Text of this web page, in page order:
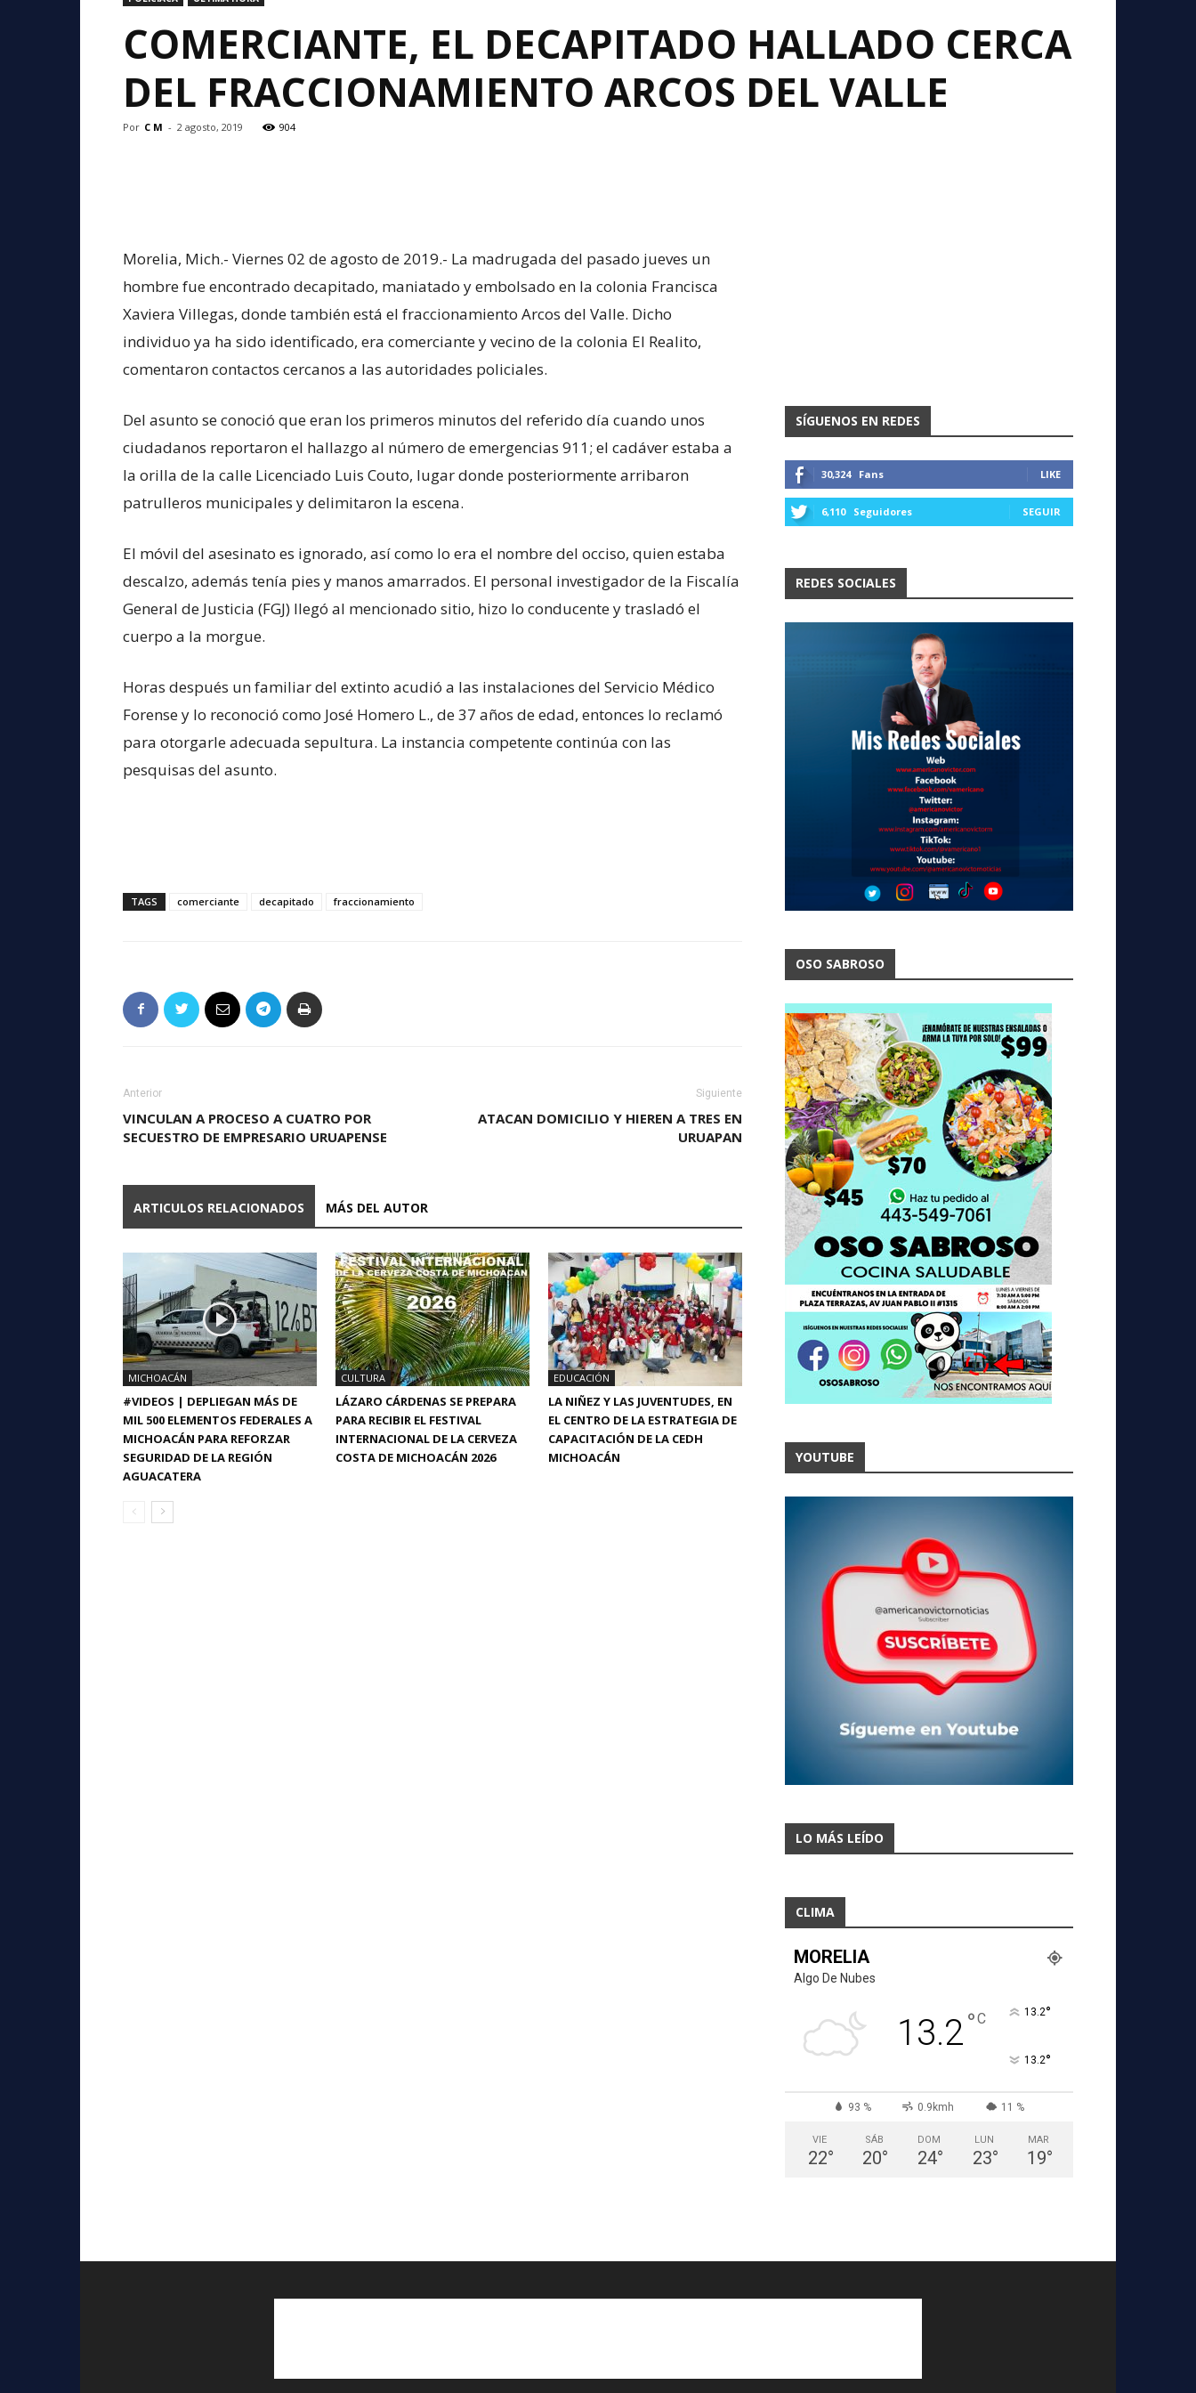
COMERCIANTE, EL DECAPITADO HALLADO CERCA
DEL FRACCIONAMIENTO ARCOS DEL VALLE
Por C M - 2 agosto, 2019 904
Morelia, Mich.- Viernes 02 de agosto de 2019.- La madrugada del pasado jueves un
hombre fue encontrado decapitado, maniatado y embolsado en la colonia Francisca
Xaviera Villegas, donde también está el fraccionamiento Arcos del Valle. Dicho
individuo ya ha sido identificado, era comerciante y vecino de la colonia El Realito,
comentaron contactos cercanos a las autoridades policiales.
Del asunto se conoció que eran los primeros minutos del referido día cuando unos
ciudadanos reportaron el hallazgo al número de emergencias 911; el cadáver estaba a
la orilla de la calle Licenciado Luis Couto, lugar donde posteriormente arribaron
patrulleros municipales y delimitaron la escena.
El móvil del asesinato es ignorado, así como lo era el nombre del occiso, quien estaba
descalzo, además tenía pies y manos amarrados. El personal investigador de la Fiscalía
General de Justicia (FGJ) llegó al mencionado sitio, hizo lo conducente y trasladó el
cuerpo a la morgue.
Horas después un familiar del extinto acudió a las instalaciones del Servicio Médico
Forense y lo reconoció como José Homero L., de 37 años de edad, entonces lo reclamó
para otorgarle adecuada sepultura. La instancia competente continúa con las
pesquisas del asunto.
TAGS comerciante decapitado fraccionamiento
Anterior
VINCULAN A PROCESO A CUATRO POR
SECUESTRO DE EMPRESARIO URUAPENSE
Siguiente
ATACAN DOMICILIO Y HIEREN A TRES EN
URUAPAN
ARTICULOS RELACIONADOS MÁS DEL AUTOR
MICHOACÁN
#VIDEOS | DEPLIEGAN MÁS DE
MIL 500 ELEMENTOS FEDERALES A
MICHOACÁN PARA REFORZAR
SEGURIDAD DE LA REGIÓN
AGUACATERA
CULTURA
LÁZARO CÁRDENAS SE PREPARA
PARA RECIBIR EL FESTIVAL
INTERNACIONAL DE LA CERVEZA
COSTA DE MICHOACÁN 2026
EDUCACIÓN
LA NIÑEZ Y LAS JUVENTUDES, EN
EL CENTRO DE LA ESTRATEGIA DE
CAPACITACIÓN DE LA CEDH
MICHOACÁN
SÍGUENOS EN REDES
30,324 Fans LIKE
6,110 Seguidores SEGUIR
REDES SOCIALES
OSO SABROSO
YOUTUBE
LO MÁS LEÍDO
CLIMA
MORELIA
Algo De Nubes
13.2°C 13.2°
13.2°
93 % 0.9kmh 11 %
VIE
22°
SÁB
20°
DOM
24°
LUN
23°
MAR
19°